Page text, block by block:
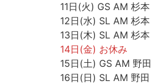
11日(火) GS AM 杉本
12日(水) SL AM 杉本
13日(木) SL AM 杉本
14日(金) お休み
15日(土) GS AM 野田
16日(日) SL AM 野田